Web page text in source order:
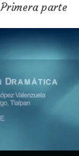
Primera parte